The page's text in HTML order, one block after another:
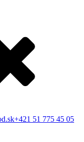
+421 51 775 45 05